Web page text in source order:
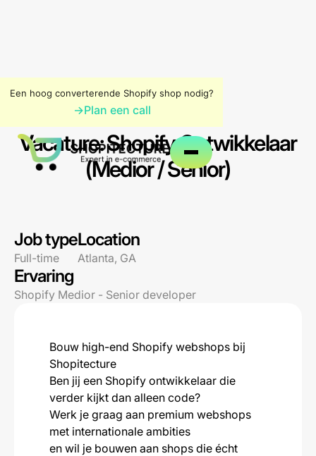
Een hoog converterende Shopify shop nodig?
→Plan een call
DESIGNER
Vacature: Shopify Ontwikkelaar
(Medior / Senior)
Job type
Full-time
Location
Atlanta, GA
Ervaring
Shopify Medior - Senior developer
Bouw high-end Shopify webshops bij
Shopitecture
Ben jij een Shopify ontwikkelaar die
verder kijkt dan alleen code?
Werk je graag aan premium webshops
met internationale ambities
en wil je bouwen aan shops die écht